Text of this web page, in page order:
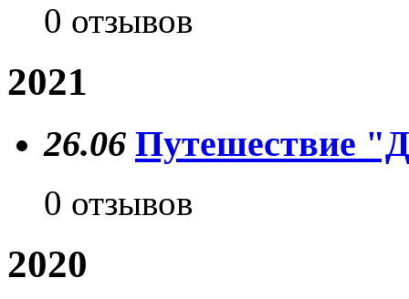
0 отзывов
2021
26.06 Путешествие
0 отзывов
2020